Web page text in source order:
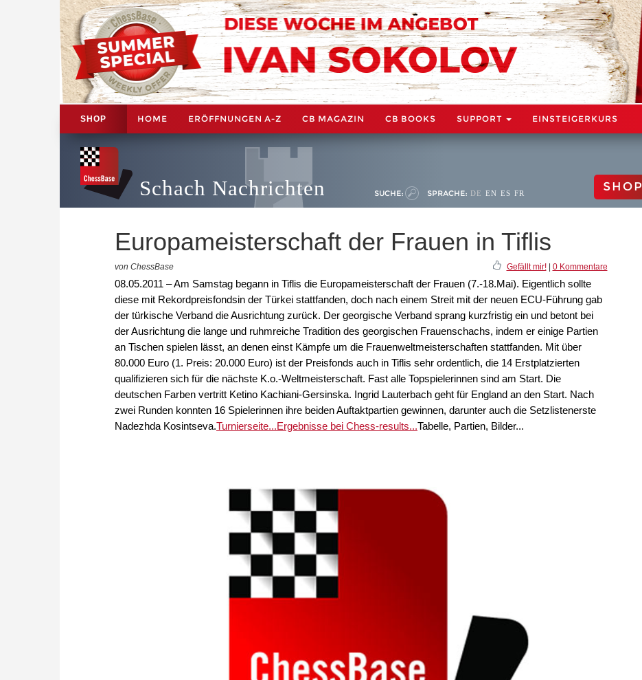
SHOP HOME ERÖFFNUNGEN A-Z CB MAGAZIN CB BOOKS SUPPORT EINSTEIGERKURS
Schach Nachrichten SUCHE: SPRACHE: DE EN ES FR SHOP
Europameisterschaft der Frauen in Tiflis
von ChessBase Gefällt mir!| 0 Kommentare
08.05.2011 – Am Samstag begann in Tiflis die Europameisterschaft der Frauen (7.-18.Mai). Eigentlich sollte
diese mit Rekordpreisfondsin der Türkei stattfanden, doch nach einem Streit mit der neuen ECU-Führung gab
der türkische Verband die Ausrichtung zurück. Der georgische Verband sprang kurzfristig ein und betont bei
der Ausrichtung die lange und ruhmreiche Tradition des georgischen Frauenschachs, indem er einige Partien
an Tischen spielen lässt, an denen einst Kämpfe um die Frauenweltmeisterschaften stattfanden. Mit über
80.000 Euro (1. Preis: 20.000 Euro) ist der Preisfonds auch in Tiflis sehr ordentlich, die 14 Erstplatzierten
qualifizieren sich für die nächste K.o.-Weltmeisterschaft. Fast alle Topspielerinnen sind am Start. Die
deutschen Farben vertritt Ketino Kachiani-Gersinska. Ingrid Lauterbach geht für England an den Start. Nach
zwei Runden konnten 16 Spielerinnen ihre beiden Auftaktpartien gewinnen, darunter auch die Setzlistenerste
Nadezhda Kosintseva.Turnierseite...Ergebnisse bei Chess-results...Tabelle, Partien, Bilder...